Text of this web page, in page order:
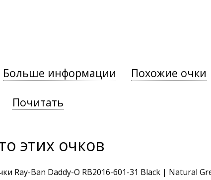
Больше информации Похожие очки
Почитать
этих очков